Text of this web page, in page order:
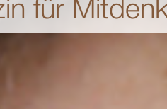
für